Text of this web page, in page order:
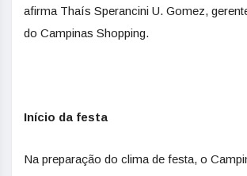
afirma Thaís Sperancini U. Gomez,
do Campinas Shopping.
Início da festa
Na preparação do clima de festa, o